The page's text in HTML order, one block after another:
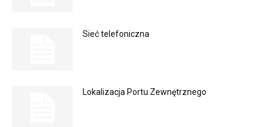
Sieć telefoniczna
Lokalizacja Portu Zewnętrznego